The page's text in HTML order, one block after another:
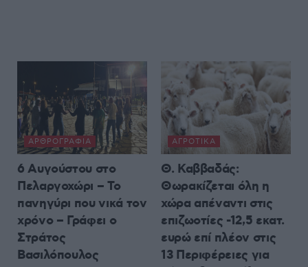
ΑΡΘΡΟΓΡΑΦΊΑ
6 Αυγούστου στο
Πελαργοχώρι – Το
πανηγύρι που νικά τον
χρόνο – Γράφει ο
Στράτος
Βασιλόπουλος
ΑΓΡΟΤΙΚΆ
Θ. Καββαδάς:
Θωρακίζεται όλη η
χώρα απέναντι στις
επιζωοτίες -12,5 εκατ.
ευρώ επί πλέον στις
13 Περιφέρειες για